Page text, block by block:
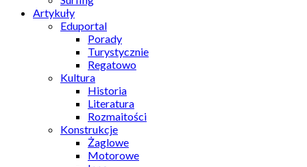
Artykuły
Eduportal
Porady
Turystycznie
Regatowo
Kultura
Historia
Literatura
Rozmaitości
Konstrukcje
Żaglowe
Motorowe